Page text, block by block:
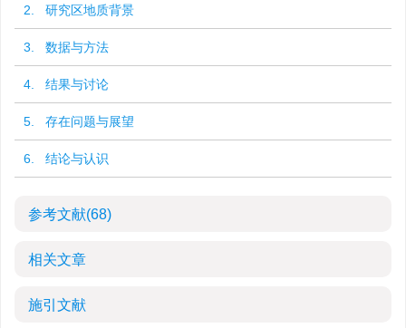
2. 研究区地质背景
3. 数据与方法
4. 结果与讨论
5. 存在问题与展望
6. 结论与认识
参考文献(68)
相关文章
施引文献